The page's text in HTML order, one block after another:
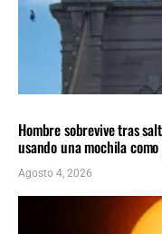
Hombre sobrevive tras
usando una mochila
Agosto 4, 2026